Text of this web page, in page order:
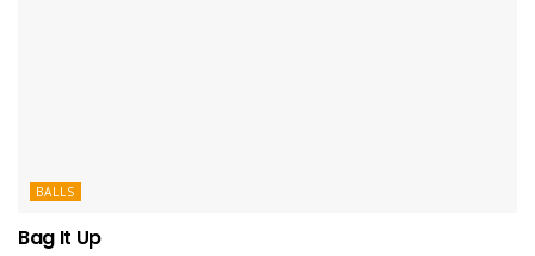
BALLS
Bag It Up